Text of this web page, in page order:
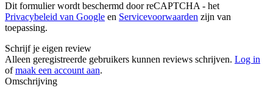
Dit formulier wordt beschermd door reCAPTCHA - het
Privacybeleid van Google en Servicevoorwaarden zijn van
toepassing.
Schrijf je eigen review
Alleen geregistreerde gebruikers kunnen reviews schrijven. Log in
ofmaak een account aan.
Omschrijving